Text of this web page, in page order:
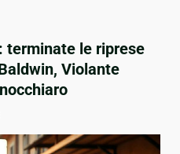
terminate le riprese
Violante